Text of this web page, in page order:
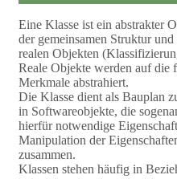
Eine Klasse ist ein abstrakter
der gemeinsamen Struktur
realen Objekten
Reale Objekte werden auf die
Merkmale abstrahiert.
Die Klasse dient als Bauplan
in Softwareobjekte, die
hierfür notwendige
Manipulation der
zusammen.
Klassen stehen häufig in